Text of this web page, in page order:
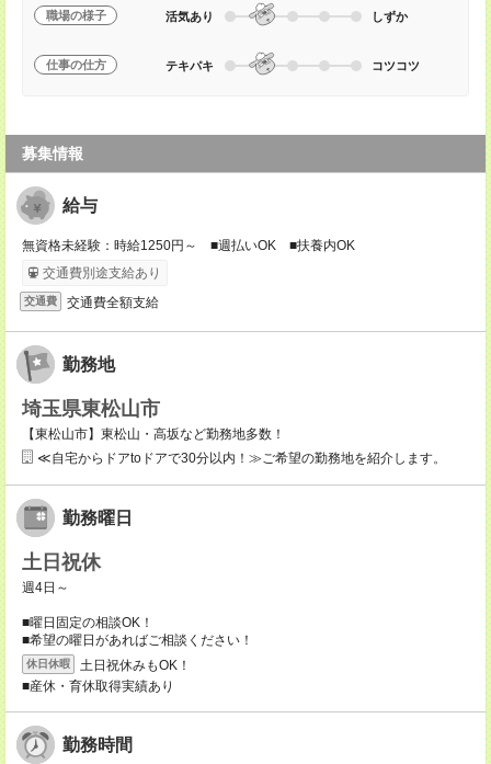
職場の様子 活気あり しずか
仕事の仕方 テキパキ コツコツ
募集情報
給与
無資格未経験：時給1250円～ ■週払いOK ■扶養内OK
交通費別途支給あり
交通費 交通費全額支給
勤務地
埼玉県東松山市
【東松山市】東松山・高坂など勤務地多数！
≪自宅からドアtoドアで30分以内！≫ご希望の勤務地を紹介します。
勤務曜日
土日祝休
週4日～
■曜日固定の相談OK！
■希望の曜日があればご相談ください！
休日休暇
土日祝休みもOK！
■産休・育休取得実績あり
勤務時間